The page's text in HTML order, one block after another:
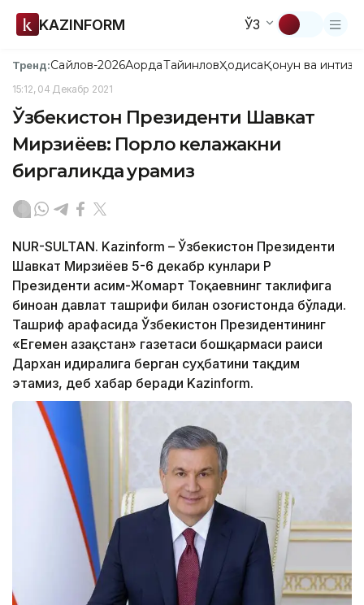
KAZINFORM ЎЗ
Тренд:Сайлов-2026АқордаТайинловҲодисаҚонун ва
15:12, 04 Декабр 2021
Ўзбекистон Президенти Шавкат
Мирзиёев: Порлоқ келажакни
биргаликда қурамиз
NUR-SULTAN. Kazinform – Ўзбекистон Президенти
Шавкат Мирзиёев 5-6 декабр кунлари ҚР
Президенти Қасим-Жомарт Тоқаевнинг таклифига
биноан давлат ташрифи билан Қозоғистонда бўлади.
Ташриф арафасида Ўзбекистон Президентининг
«Егемен Қазақстан» газетаси бошқармаси раиси
Дархан Қидиралига берган суҳбатини тақдим
этамиз, деб хабар беради Kazinform.